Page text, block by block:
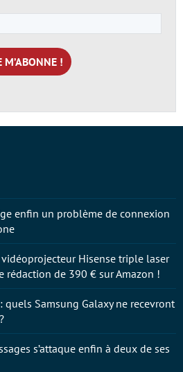
e-
mail
*
enfin un problème de connexion
Hisense triple laser
rédaction de 390 € sur Amazon !
quels Samsung Galaxy ne recevront
s’attaque enfin à deux de ses